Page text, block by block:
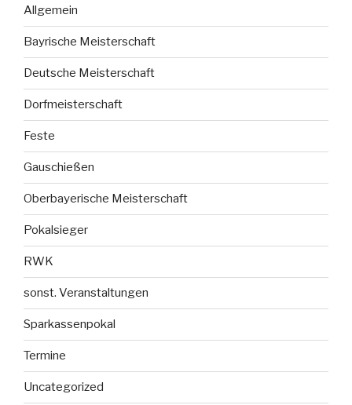
Allgemein
Bayrische Meisterschaft
Deutsche Meisterschaft
Dorfmeisterschaft
Feste
Gauschießen
Oberbayerische Meisterschaft
Pokalsieger
RWK
sonst. Veranstaltungen
Sparkassenpokal
Termine
Uncategorized